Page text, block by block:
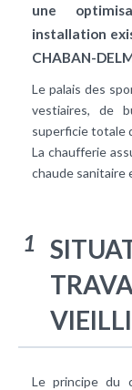
une
installation
CHABAN-
Le palais des
vestiaires, de
superficie totale
La chaufferie
chaude sanitaire
1
Le principe du